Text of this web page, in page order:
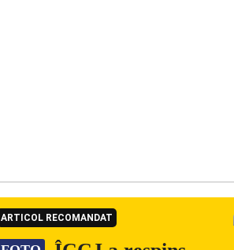
ARTICOL RECOMANDAT